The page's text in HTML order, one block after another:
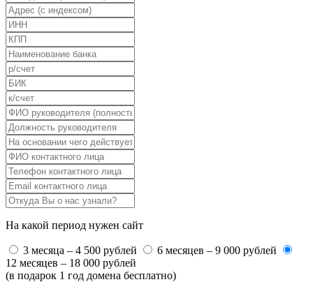
На какой период нужен сайт
3 месяца – 4 500 рублей
6 месяцев – 9 000 рублей
12 месяцев – 18 000 рублей
(в подарок 1 год домена бесплатно)